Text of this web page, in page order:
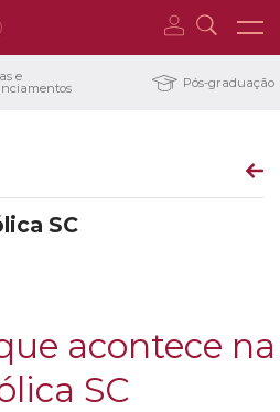
e Pós-graduação
SC
acontece na
SC